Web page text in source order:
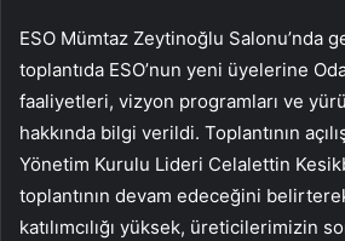
ESO Mümtaz Zeytinoğlu Salonu’nda
toplantıda ESO’nun yeni üyelerine
faaliyetleri, vizyon programları ve
hakkında bilgi verildi. Toplantının
Yönetim Kurulu Lideri Celalettin
toplantının devam edeceğini
katılımcılığı yüksek, üreticilerimizin